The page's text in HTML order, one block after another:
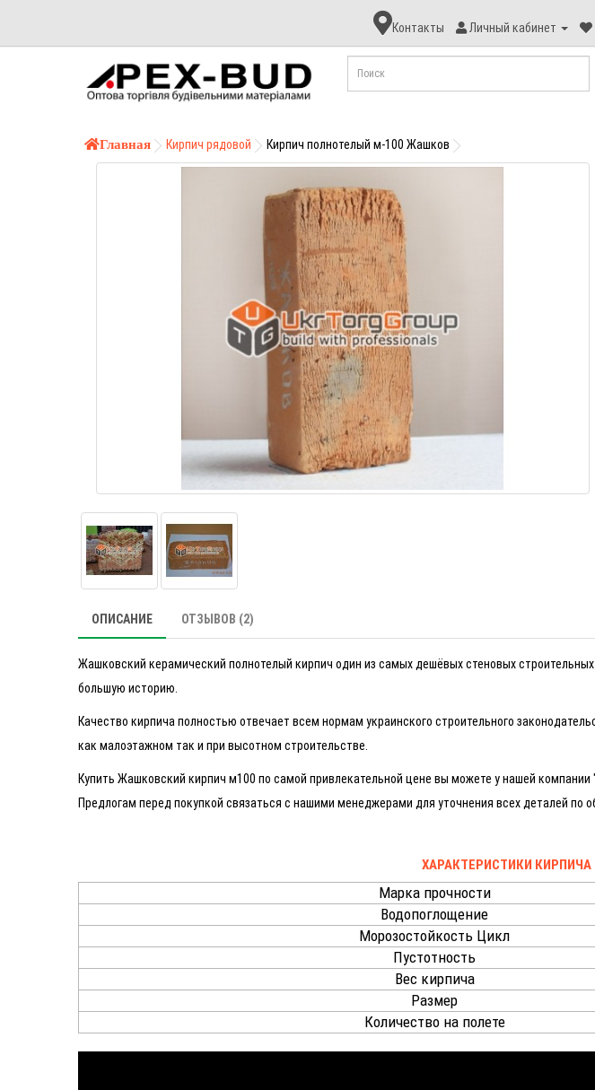
Контакт
Апекс-
Буд
Контакты Личный кабинет
Главная Кирпич рядовой Кирпич полнотелый м-100 Жашков
ОПИСАНИЕ ОТЗЫВОВ (2)
Жашковский керамический полнотелый кирпич один из самых дешёвых стеновых
большую историю.
Качество кирпича полностью отвечает всем нормам украинского строительного
как малоэтажном так и при высотном строительстве.
Купить Жашковский кирпич м100 по самой привлекательной цене вы можете у нашей
Предлогам перед покупкой связаться с нашими менеджерами для уточнения всех деталей
ХАРАКТЕРИСТИКИ
Марка прочности
Водопоглощение
Морозостойкость Цикл
Пустотность
Вес кирпича
Размер
Количество на полете